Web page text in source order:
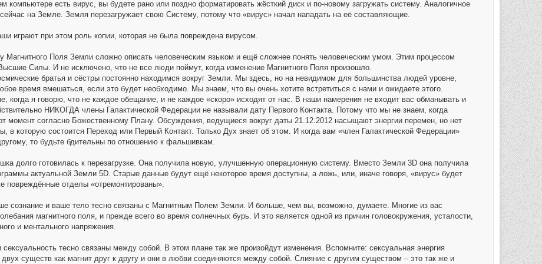
компьютере есть вирус, вы будете рано или поздно форматировать жёсткий диск и по-новому загружать систему. Аналогичное
на Земле. Земля перезагружает свою Систему, потому что «вирус» начал нападать на её составляющие.
играют при этом роль копии, которая не была повреждена вирусом.
Магнитного Поля Земли сложно описать человеческим языком и ещё сложнее понять человеческим умом. Этим процессом
Силы. И не исключено, что не все люди поймут, когда изменение Магнитного Поля произошло.
братья и сёстры постоянно находимся вокруг Земли. Мы здесь, но на невидимом для большинства людей уровне,
время вмешаться, если это будет необходимо. Мы знаем, что вы очень хотите встретиться с нами и ожидаете этого.
когда я говорю, что не каждое обещание, и не каждое «скоро» исходят от нас. В наши намерения не входит вас обманывать и
НИКОГДА члены Галактической Федерации не называли дату Первого Контакта. Потому что мы не знаем, когда
момент согласно Божественному Плану. Обсуждения, ведущиеся вокруг даты 21.12.2012 насыщают энергии перемен, но нет
в которую состоится Переход или Первый Контакт. Только Дух знает об этом. И когда вам «член Галактической Федерации»
то будьте бдительны по отношению к фальшивкам.
долго готовилась к перезагрузке. Она получила новую, улучшенную операционную систему. Вместо Земли 3D она получила
актуальной Земли 5D. Старые данные будут ещё некоторое время доступны, а ложь, или, иначе говоря, «вирус» будет
повреждённые отделы «отремонтированы».
сознание и ваше тело тесно связаны с Магнитным Полем Земли. И больше, чем вы, возможно, думаете. Многие из вас
магнитного поля, и прежде всего во время солнечных бурь. И это является одной из причин головокружения, усталости,
и ментального напряжения.
сексуальность тесно связаны между собой. В этом плане так же произойдут изменения. Вспомните: сексуальная энергия
двух существ как магнит друг к другу и они в любви соединяются между собой. Слияние с другим существом – это так же и